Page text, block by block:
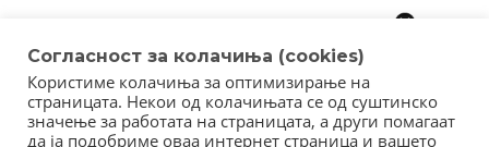
Согласност за колачиња (cookies)
Користиме колачиња за оптимизирање на
страницата. Некои од колачињата се од суштинско
значење за работата на страницата, а други помагаат
да ја подобриме оваа интернет страница и вашето